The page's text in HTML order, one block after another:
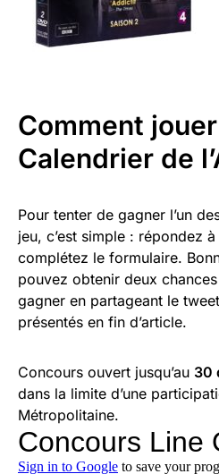
Comment
Calendrier de
Pour tenter de gagner l’un
jeu, c’est simple : répondez
complétez le formulaire.
pouvez obtenir deux
gagner en partageant le
présentés en fin d’article.
Concours ouvert jusqu’au 30
dans la limite d’une
Métropolitaine.